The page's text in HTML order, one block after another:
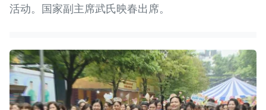
活动。国家副主席武氏映春出席。